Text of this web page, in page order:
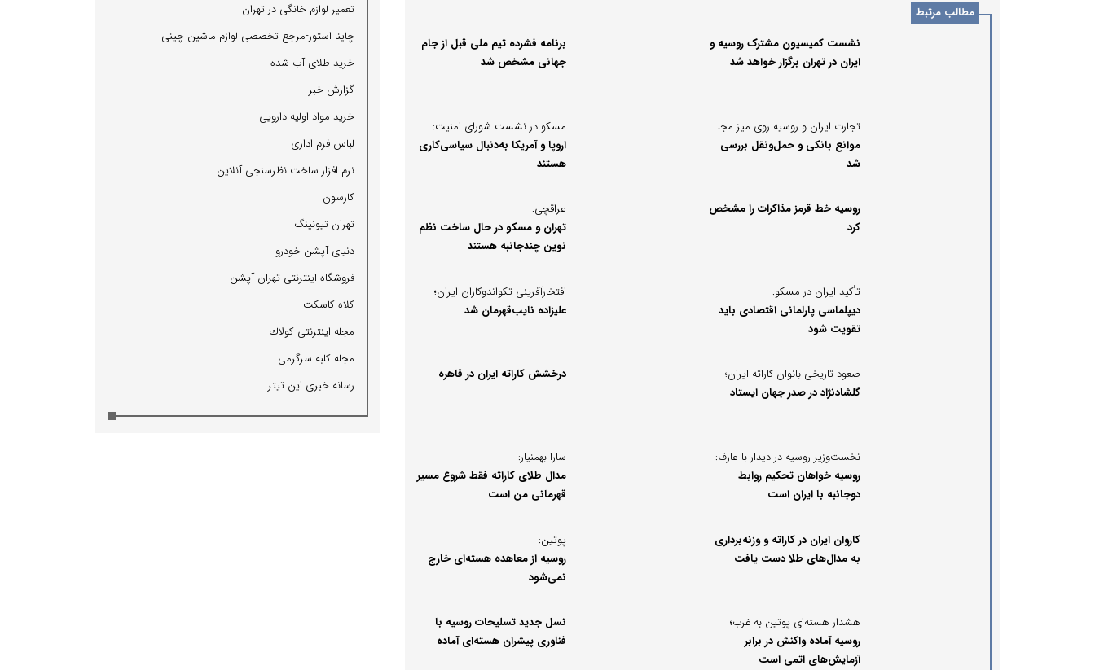
مطالب مرتبط
نشست کمیسیون مشترک روسیه و
ایران در تهران برگزار خواهد شد
برنامه فشرده تیم ملی قبل از جام
جهانی مشخص شد
تجارت ایران و روسیه روی میز مجلس؛
موانع بانکی و حمل‌ونقل بررسی
شد
مسکو در نشست شورای امنیت:
اروپا و آمریکا به‌دنبال سیاسی‌کاری
هستند
روسیه خط قرمز مذاکرات را مشخص
کرد
عراقچی:
تهران و مسکو در حال ساخت نظم
نوین چندجانبه هستند
تأکید ایران در مسکو:
دیپلماسی پارلمانی اقتصادی باید
تقویت شود
افتخارآفرینی تکواندوکاران ایران؛
علیزاده نایب‌قهرمان شد
صعود تاریخی بانوان کاراته ایران؛
گلشاد‌نژاد در صدر جهان ایستاد
درخشش کاراته ایران در قاهره
نخست‌وزیر روسیه در دیدار با عارف:
روسیه خواهان تحکیم روابط
دوجانبه با ایران است
سارا بهمنیار:
مدال طلای کاراته فقط شروع مسیر
قهرمانی من است
کاروان ایران در کاراته و وزنه‌برداری
به مدال‌های طلا دست یافت
پوتین:
روسیه از معاهده هسته‌ای خارج
نمی‌شود
هشدار هسته‌ای پوتین به غرب؛
روسیه آماده واکنش در برابر
آزمایش‌های اتمی است
نسل جدید تسلیحات روسیه با
فناوری پیشران هسته‌ای آماده
تعمیر لوازم خانگی در تهران
چاینا استور-مرجع تخصصی لوازم ماشین چینی
خرید طلای آب شده
گزارش خبر
خرید مواد اولیه دارویی
لباس فرم اداری
نرم افزار ساخت نظرسنجی آنلاین
كارسون
تهران تیونینگ
دنیای آپشن خودرو
فروشگاه اینترنتی تهران آپشن
كلاه كاسكت
مجله اینترنتی كولاك
مجله كلبه سرگرمی
رسانه خبری این تیتر